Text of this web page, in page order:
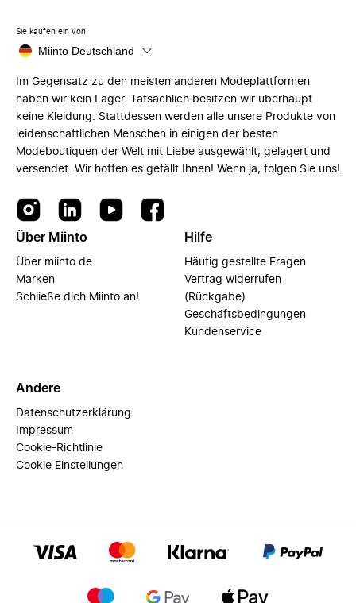
Sie kaufen ein von
Miinto Deutschland
Im Gegensatz zu den meisten anderen Modeplattformen
haben wir kein Lager. Tatsächlich besitzen wir überhaupt
keine Kleidung. Stattdessen werden alle unsere Produkte von
leidenschaftlichen Menschen in einigen der besten
Modeboutiquen der Welt mit Liebe ausgewählt, gelagert und
versendet. Wir hoffen es gefällt Ihnen! Wenn ja, folgen Sie uns!
Über Miinto
Über miinto.de
Marken
Schließe dich Miinto an!
Hilfe
Häufig gestellte Fragen
Vertrag widerrufen
(Rückgabe)
Geschäftsbedingungen
Kundenservice
Andere
Datenschutzerklärung
Impressum
Cookie-Richtlinie
Cookie Einstellungen